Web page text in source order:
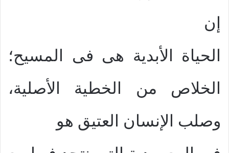
إن
الحياة الأبدية هى فى المسيح؛
الخلاص من الخطية الأصلية،
وصلب الإنسان العتيق هو